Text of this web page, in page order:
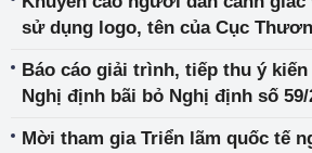
sử dụng logo, tên của Cục Thương mại điện tử &
lừa đảo
Báo cáo giải trình, tiếp thu ý
Nghị định bãi bỏ Nghị định số 59/
07/5/2009
Mời tham gia Triển lãm quốc tế